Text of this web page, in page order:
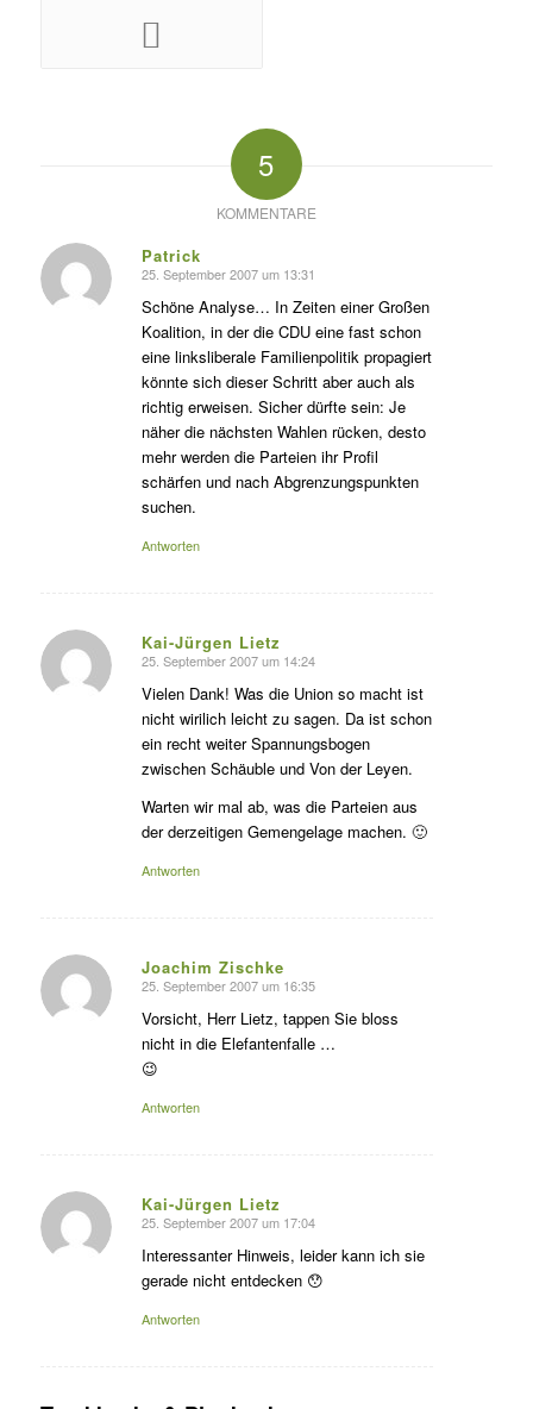
5
KOMMENTARE
Patrick
s
agte:
25. September 2007 um 13:31
Schöne Analyse… In Zeiten einer Großen
Koalition, in der die CDU eine fast schon
eine linksliberale Familienpolitik propagiert
könnte sich dieser Schritt aber auch als
richtig erweisen. Sicher dürfte sein: Je
näher die nächsten Wahlen rücken, desto
mehr werden die Parteien ihr Profil
schärfen und nach Abgrenzungspunkten
suchen.
Antworten
Kai-Jürgen Lietz
s
agte:
25. September 2007 um 14:24
Vielen Dank! Was die Union so macht ist
nicht wirilich leicht zu sagen. Da ist schon
ein recht weiter Spannungsbogen
zwischen Schäuble und Von der Leyen.
Warten wir mal ab, was die Parteien aus
der derzeitigen Gemengelage machen. 🙂
Antworten
Joachim Zischke
s
agte:
25. September 2007 um 16:35
Vorsicht, Herr Lietz, tappen Sie bloss
nicht in die Elefantenfalle …
😉
Antworten
Kai-Jürgen Lietz
s
agte:
25. September 2007 um 17:04
Interessanter Hinweis, leider kann ich sie
gerade nicht entdecken 😯
Antworten